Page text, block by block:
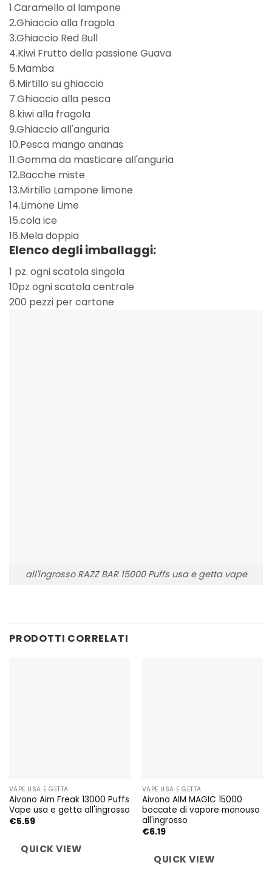
1.Caramello al lampone
2.Ghiaccio alla fragola
3.Ghiaccio Red Bull
4.Kiwi Frutto della passione Guava
5.Mamba
6.Mirtillo su ghiaccio
7.Ghiaccio alla pesca
8.kiwi alla fragola
9.Ghiaccio all'anguria
10.Pesca mango ananas
11.Gomma da masticare all'anguria
12.Bacche miste
13.Mirtillo Lampone limone
14.Limone Lime
15.cola ice
16.Mela doppia
Elenco degli imballaggi:
1 pz. ogni scatola singola
10pz ogni scatola centrale
200 pezzi per cartone
all'ingrosso RAZZ BAR 15000 Puffs usa e getta vape
PRODOTTI CORRELATI
VAPE USA E GETTA
Aivono Aim Freak 13000 Puffs
Vape usa e getta all'ingrosso
€5.59
QUICK VIEW
VAPE USA E GETTA
Aivono AIM MAGIC 15000
boccate di vapore monouso
all'ingrosso
€6.19
QUICK VIEW